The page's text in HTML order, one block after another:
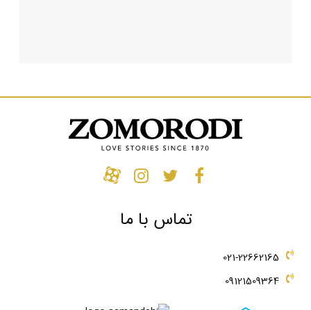
تماس با ما
021-22662165
09121509364